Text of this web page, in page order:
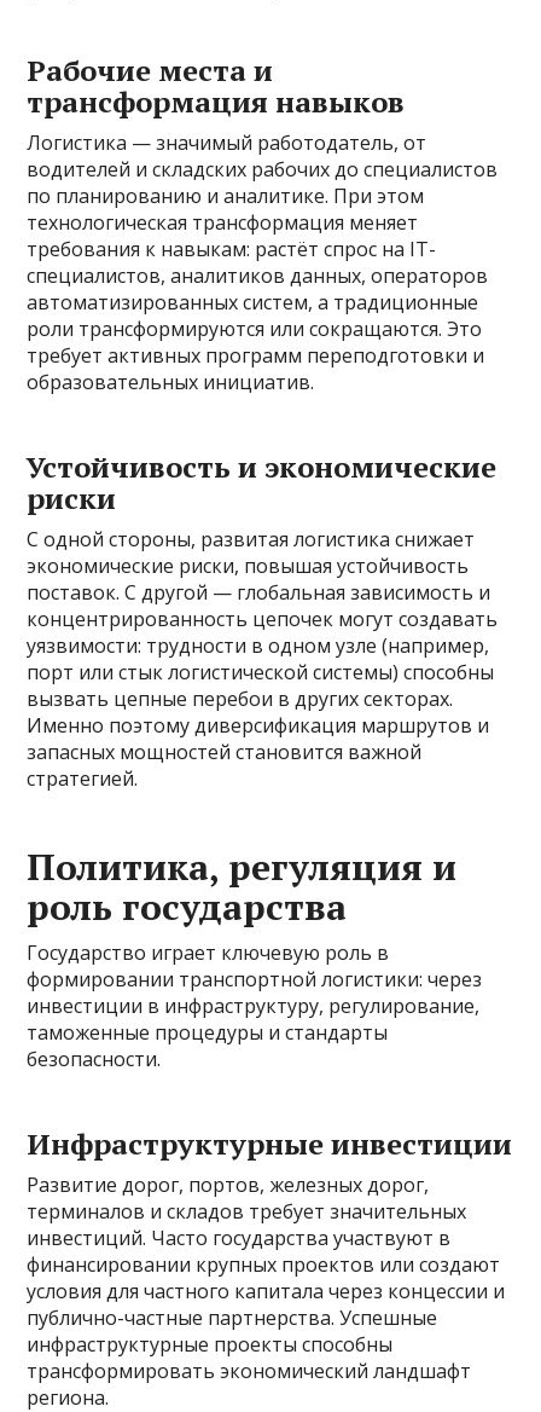
Рабочие места и
трансформация навыков
Логистика — значимый работодатель, от
водителей и складских рабочих до специалистов
по планированию и аналитике. При этом
технологическая трансформация меняет
требования к навыкам: растёт спрос на IT-
специалистов, аналитиков данных, операторов
автоматизированных систем, а традиционные
роли трансформируются или сокращаются. Это
требует активных программ переподготовки и
образовательных инициатив.
Устойчивость и экономические
риски
С одной стороны, развитая логистика снижает
экономические риски, повышая устойчивость
поставок. С другой — глобальная зависимость и
концентрированность цепочек могут создавать
уязвимости: трудности в одном узле (например,
порт или стык логистической системы) способны
вызвать цепные перебои в других секторах.
Именно поэтому диверсификация маршрутов и
запасных мощностей становится важной
стратегией.
Политика, регуляция и
роль государства
Государство играет ключевую роль в
формировании транспортной логистики: через
инвестиции в инфраструктуру, регулирование,
таможенные процедуры и стандарты
безопасности.
Инфраструктурные инвестиции
Развитие дорог, портов, железных дорог,
терминалов и складов требует значительных
инвестиций. Часто государства участвуют в
финансировании крупных проектов или создают
условия для частного капитала через концессии и
публично-частные партнерства. Успешные
инфраструктурные проекты способны
трансформировать экономический ландшафт
региона.